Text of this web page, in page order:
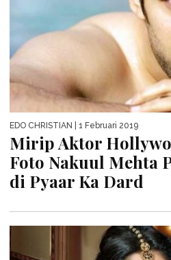
EDO CHRISTIAN | 1 Februari 2019
Mirip Aktor
Foto Nakuul Mehta
di Pyaar Ka Dard